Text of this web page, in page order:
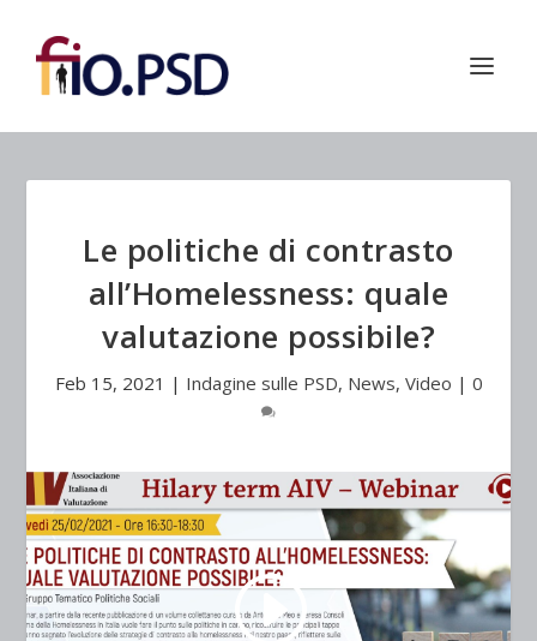
Le politiche di contrasto
all’Homelessness: quale
valutazione possibile?
Feb 15, 2021 | Indagine sulle PSD, News, Video | 0